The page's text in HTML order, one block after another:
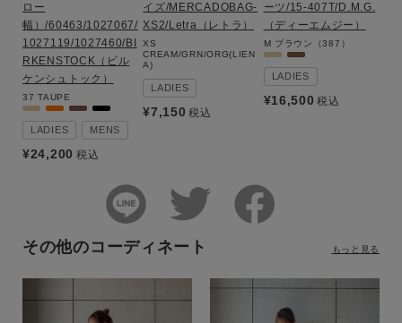
ロー
幅）/60463/1027067/
1027119/1027460/BI
RKENSTOCK（ビル
ケンシュトック）
37 TAUPE
LADIES MENS
¥24,200 税込
イズ/MERCADOBAG-
XS2/Letra（レトラ）
XS
CREAM/GRN/ORG(LIEN
A)
LADIES
¥7,150 税込
ーツ/15-407T/D.M.G.
（ディーエムジー）
M ブラウン（387）
LADIES
¥16,500 税込
その他のコーディネート もっと見る